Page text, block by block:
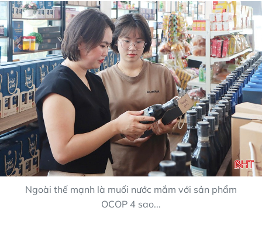
Ngoài thế mạnh là muối nước mắm với sản phẩm
OCOP 4 sao...